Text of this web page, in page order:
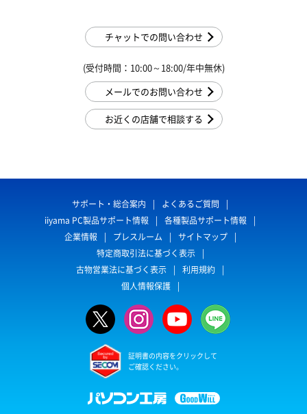
チャットでの問い合わせ
(受付時間：10:00～18:00/年中無休)
メールでのお問い合わせ
お近くの店舗で相談する
サポート・総合案内
よくあるご質問
iiyama PC製品サポート情報
各種製品サポート情報
企業情報
プレスルーム
サイトマップ
特定商取引法に基づく表示
古物営業法に基づく表示
利用規約
個人情報保護
証明書の内容をクリックして
ご確認ください。